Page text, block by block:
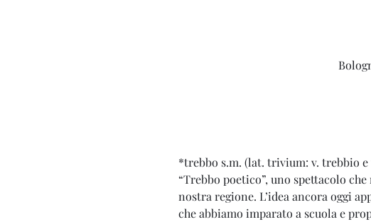
*trebbo s.m. (lat. trivium: v. trebbio
“Trebbo poetico”, uno spettacolo
nostra regione. L’idea ancora oggi
che abbiamo imparato a scuola e